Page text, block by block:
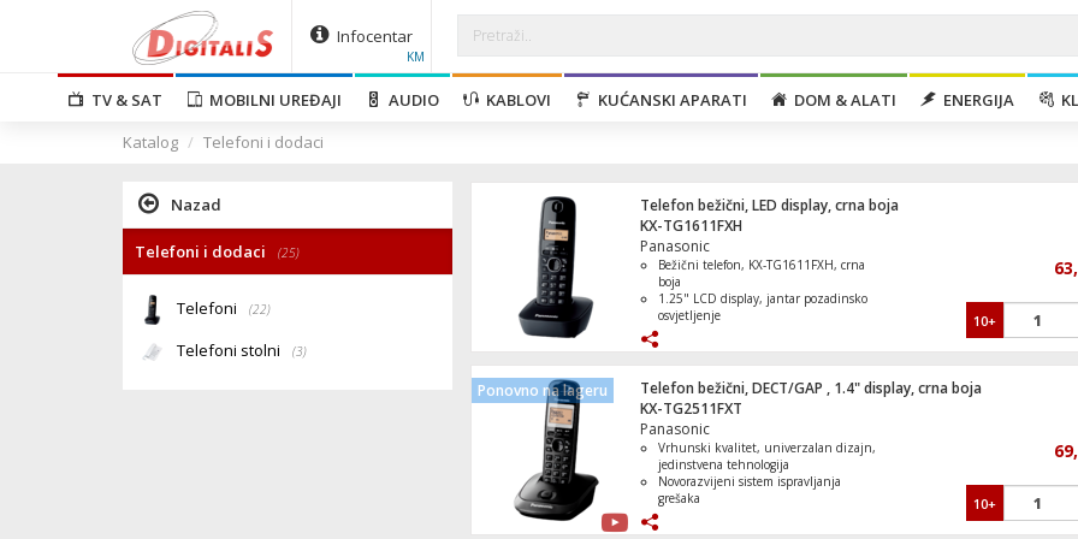
Infocentar
KM
TV & SAT MOBILNI UREĐAJI AUDIO KABLOVI KUĆANSKI APARATI DOM & ALATI ENERGIJA
Katalog
Telefoni i dodaci
Nazad
Telefoni i dodaci (25)
Telefoni (22)
Telefoni stolni (3)
Telefon bežični, LED display, crna boja
KX-TG1611FXH
Panasonic
Bežični telefon, KX-TG1611FXH, crna
boja
1.25" LCD display, jantar pozadinsko
osvjetljenje
stanja baterije
Imenik sa 50 brojeva, ID prikaz broja
pozivatelja
6 klasičnih melodija i tonova, 5 koraka
glasnoće
10+
Ponovno na lageru
Telefon bežični, DECT/GAP , 1.4" display, crna boja
KX-TG2511FXT
Panasonic
Vrhunski kvalitet, univerzalan dizajn,
jedinstvena tehnologija
Novorazvijeni sistem ispravljanja
grešaka
LCD display od 1.4 inča sa
10+
Klima uređaj, 12000Btu, -15°C, R32,
WiFi, A++/A+
Mašina za veš, 1000 obrtaja, 6 kg veša, A